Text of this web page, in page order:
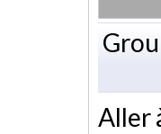
Aller